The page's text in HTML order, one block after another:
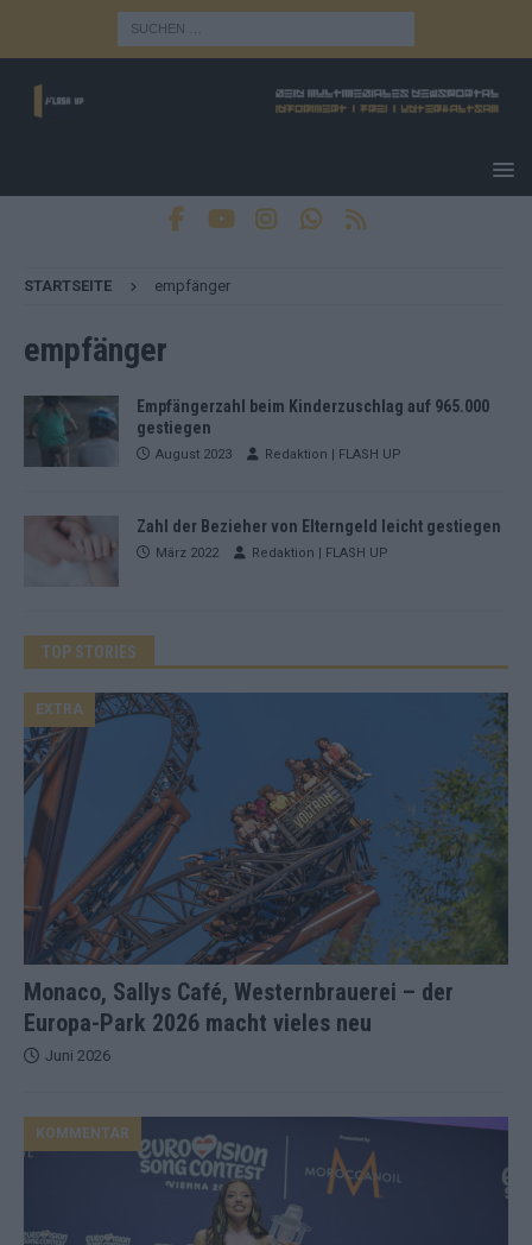
STARTSEITE empfänger
empfänger
Empfängerzahl beim Kinderzuschlag auf 965.000
gestiegen
August 2023 Redaktion | FLASH UP
Zahl der Bezieher von Elterngeld leicht gestiegen
März 2022 Redaktion | FLASH UP
TOP STORIES
Monaco, Sallys Café, Westernbrauerei – der
Europa-Park 2026 macht vieles neu
EXTRA
Juni 2026
KOMMENTAR